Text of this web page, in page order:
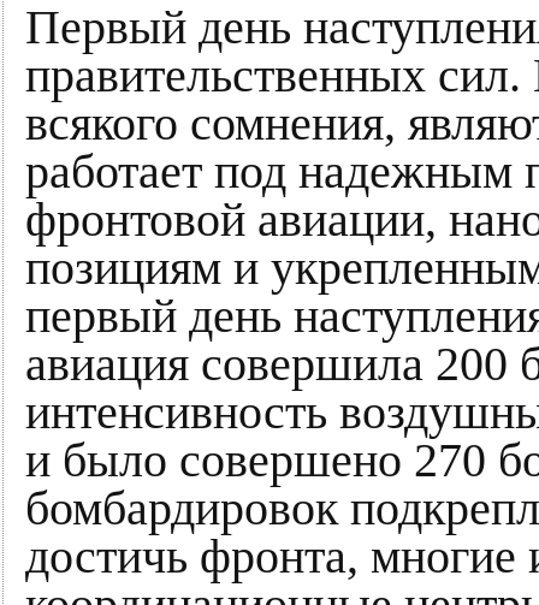
Первый день
правительственных
всякого сомнения,
работает под надежным
фронтовой авиации,
позициям и
первый день
авиация совершила 200
интенсивность
и было совершено 270
бомбардировок
достичь фронта,